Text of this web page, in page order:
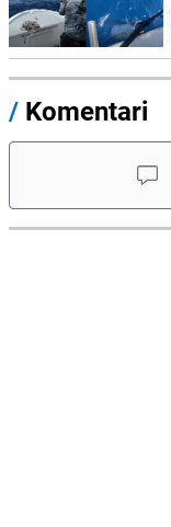
/ Komentari